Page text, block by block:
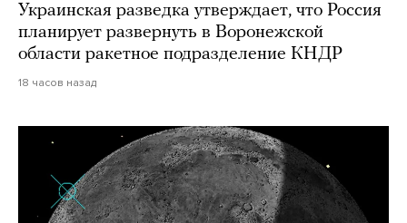
Украинская разведка утверждает, что Россия
планирует развернуть в Воронежской
области ракетное подразделение КНДР
18 часов назад